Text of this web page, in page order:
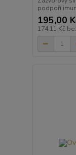
podpoří
195,00
174,11 Kč